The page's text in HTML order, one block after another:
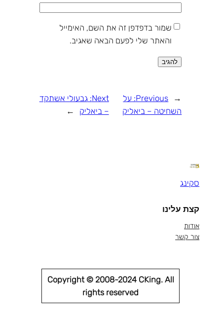
שמור בדפדפן זה את השם, האימייל
והאתר שלי לפעם הבאה שאגיב.
←
Previous: על
השחיטה – ביאליק
Next: גבעולי אשתקד
– ביאליק
→
סקינג
קצת עלינו
אודות
צור קשר
Copyright © 2008-2024 CKing. All
rights reserved